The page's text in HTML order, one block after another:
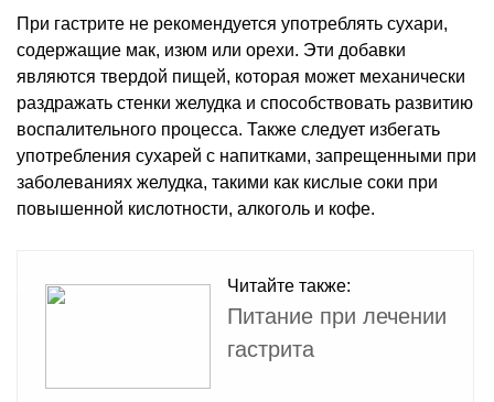
При гастрите не рекомендуется употреблять сухари,
содержащие мак, изюм или орехи. Эти добавки
являются твердой пищей, которая может механически
раздражать стенки желудка и способствовать развитию
воспалительного процесса. Также следует избегать
употребления сухарей с напитками, запрещенными при
заболеваниях желудка, такими как кислые соки при
повышенной кислотности, алкоголь и кофе.
Читайте также:
Питание при лечении
гастрита